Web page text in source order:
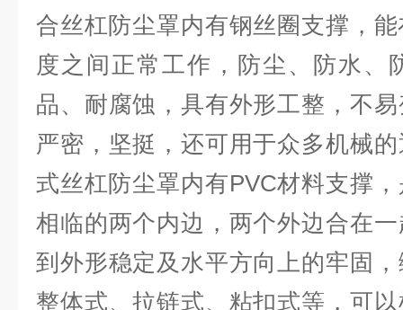
合丝杠防尘罩内有钢丝圈支撑，
度之间正常工作，防尘、防水、
品、耐腐蚀，具有外形工整，不
严密，坚挺，还可用于众多机械
式丝杠防尘罩内有PVC材料支撑
相临的两个内边，两个外边合在
到外形稳定及水平方向上的牢固
整体式、拉链式、粘扣式等，可